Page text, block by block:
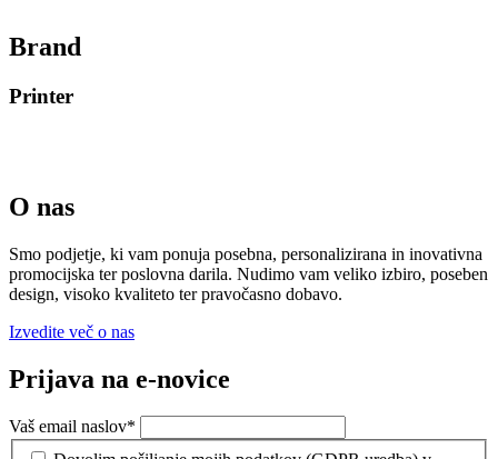
Brand
Printer
O nas
Smo podjetje, ki vam ponuja posebna, personalizirana in inovativna
promocijska ter poslovna darila. Nudimo vam veliko izbiro, poseben
design, visoko kvaliteto ter pravočasno dobavo.
Izvedite več o nas
Prijava na e-novice
Vaš email naslov*